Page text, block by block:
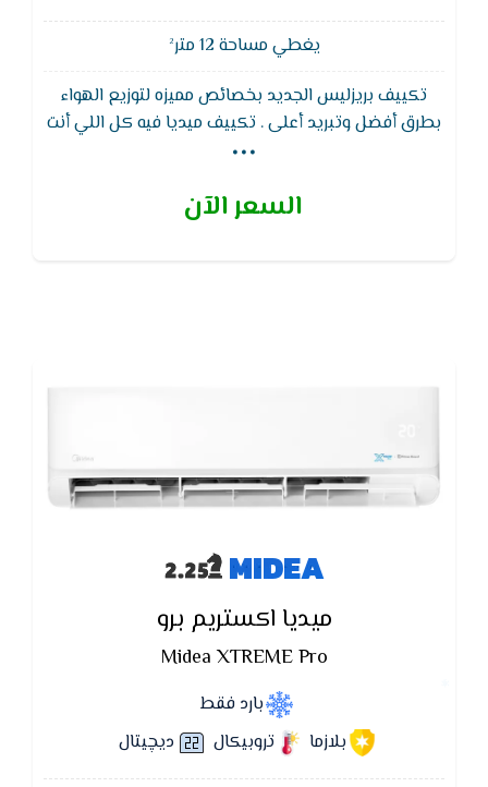
يغطي مساحة 12 متر²
تكييف بريزليس الجديد بخصائص مميزه لتوزيع الهواء
بطرق أفضل وتبريد أعلى . تكييف ميديا فيه كل اللي أنت
محتاجه، تحتوي الوحدة الداخلية لتكييف بريزليس على
صغيرة للتوزيع المنتظم للهواء البارد. بالإضافة إلى ذلك ،
...
السعر الآن
MIDEA
ميديا اكستريم برو
Midea XTREME Pro
بارد فقط
بلازما
تروبيكال ديچيتال